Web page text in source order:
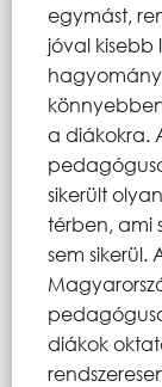
egymást,
jóval kisebb
a diákokra.
sikerült
térben, ami
sem sikerül.
diákok